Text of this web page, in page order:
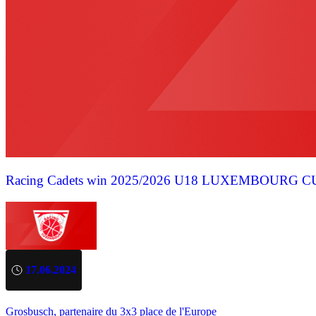
Racing Cadets win 2025/2026 U18 LUXEMBOURG
17.06.2024
Grosbusch, partenaire du 3x3 place de l'Europe